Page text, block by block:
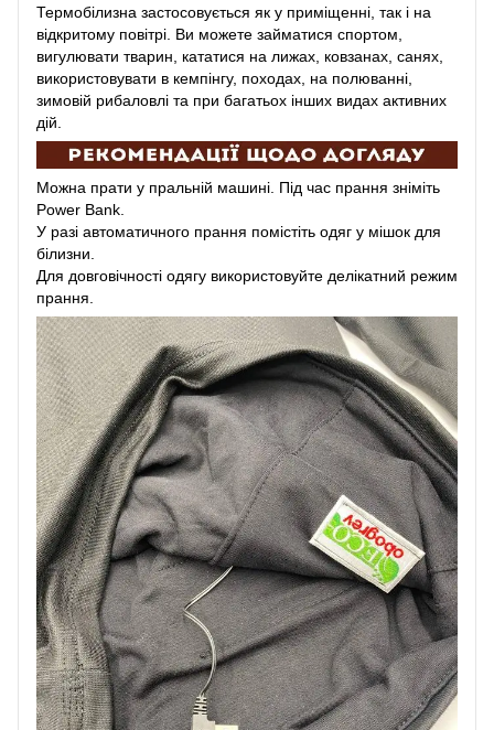
Термобілизна застосовується як у приміщенні, так і на
відкритому повітрі. Ви можете займатися спортом,
вигулювати тварин, кататися на лижах, ковзанах, санях,
використовувати в кемпінгу, походах, на полюванні,
зимовій рибаловлі та при багатьох інших видах активних
дій.
Можна прати у пральній машині. Під час прання зніміть
Power Bank.
У разі автоматичного прання помістіть одяг у мішок для
білизни.
Для довговічності одягу використовуйте делікатний режим
прання.